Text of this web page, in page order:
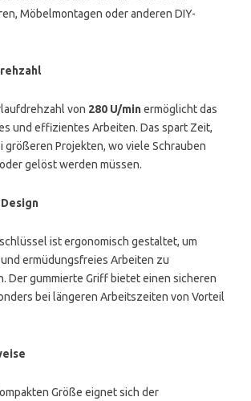
Möbelmontagen oder anderen DIY-
von 280 U/minermöglicht das
und effizientes Arbeiten. Das spart Zeit,
größeren Projekten, wo viele Schrauben
gelöst werden müssen.
ist ergonomisch gestaltet, um
ermüdungsfreies Arbeiten zu
Der gummierte Griff bietet einen sicheren
bei längeren Arbeitszeiten von Vorteil
Größe eignet sich der